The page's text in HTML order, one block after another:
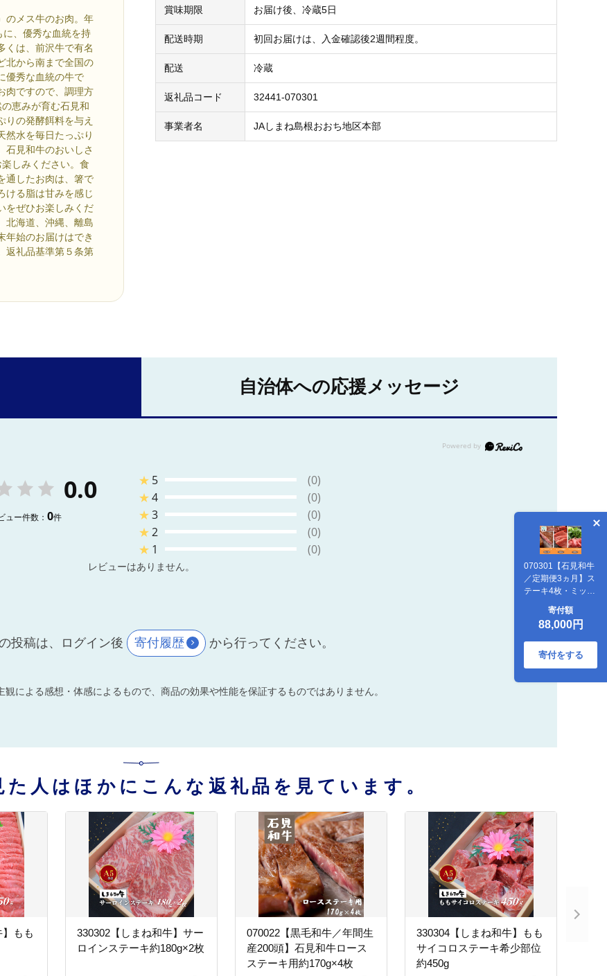
のメス牛のお肉。年
に、優秀な血統を持
くは、前沢牛で有名
北から南まで全国の
優秀な血統の牛で
肉ですので、調理方
恵みが育む石見和
りの発酵餌料を与え
然水を毎日たっぷり
石見和牛のおいしさ
しみください。食
通したお肉は、箸で
ける脂は甘みを感じ
をぜひお楽しみくだ
北海道、沖縄、離島
始のお届けはでき
返礼品基準第５条第
070301【石見和牛
／定期便3ヵ月】ス
テーキ4枚・ミック
ス焼肉300g・ミッ
クスすき焼き300g
寄付額
88,000円
寄付をする
賞味期限 お届け後、冷蔵5日
配送時期 初回お届けは、入金確認後2週間程度。
配送 冷蔵
返礼品コード 32441-070301
事業者名 JAしまね島根おおち地区本部
自治体への応援メッセージ
0.0
ュー件数： 0件
★ 5
(0)
★4
(0)
★3
(0)
★2
(0)
★ 1 (0)
レビューはありません。
投稿は、ログイン後 寄付履歴 から行ってください。
による感想・体感によるもので、商品の効果や性能を保証するものではありません。
た人はほかにこんな返礼品を見ています。
もも
330302【しまね和牛】サー
ロインステーキ約180g×2枚
070022【黒毛和牛／年間生
産200頭】石見和牛ロース
ステーキ用約170g×4枚
330304【しまね和牛】もも
サイコロステーキ希少部位
約450g